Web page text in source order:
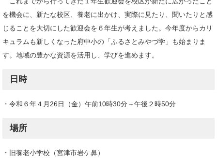
を機会に、新たな校区、養老に出かけ、実際に見たり、聞いたりと感
じることを大切にした歓迎会を６年生が考えました。今年度からカリ
キュラムも新しくなった府中小の「ふるさとみやづ学」も始まりま
す。地域の豊かな資源を活用し、学びを進めます。​
日時
・令和６年４月26日（金）午前10時30分～午後２時50分
場所
・旧養老小学校（宮津市岩ケ鼻）